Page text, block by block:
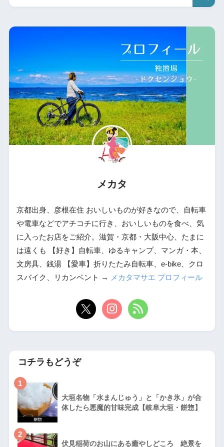
メカタ
京都出身、彦根在住 おいしいものが好きなので、自転車
や電車などでアチコチに行き、おいしいものを食べ、気
に入ったお店をご紹介。滋賀・京都・大阪中心、たまに
は遠くも 【好き】自転車、ゆるキャンプ、マンガ・本、
文房具、銭湯 【愛車】折りたたみ自転車、e-bike、クロ
スバイク、リカンベント → メカタマサエ プロフィール
コチラもどうぞ
1
大垣名物「水まんじゅう」と「かき氷」が合
体したら悪魔的甘味完成【岐阜大垣・餅惣】
2
伏見稲荷のお山にある癒やしどころ 絶景を